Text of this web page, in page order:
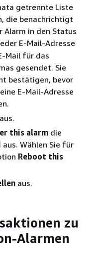
getrennte Liste
die benachrichtigt
Alarm in den Status
E-Mail-Adresse
Mail für das
gesendet. Sie
bestätigen, bevor
E-Mail-Adresse
aus.
this alarm die
aus. Wählen Sie für
Reboot this
aus.
zu
Alarmen